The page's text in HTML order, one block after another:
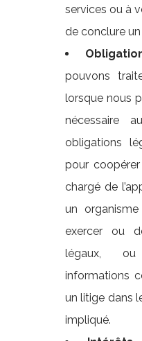
services ou à
de conclure
pouvons
lorsque nous
nécessaire
obligations
pour
chargé de
un
exercer ou
légaux,
informations
un litige dans
impliqué.